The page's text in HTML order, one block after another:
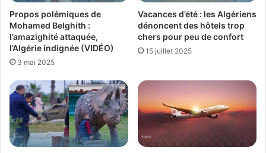
Propos polémiques de
Mohamed Belghith :
l’amazighité attaquée,
l’Algérie indignée (VIDÉO)
3 mai 2025
Vacances d’été : les Algériens
dénoncent des hôtels trop
chers pour peu de confort
15 juillet 2025